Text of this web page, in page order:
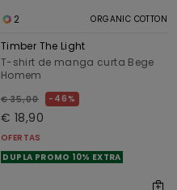
2 ORGANIC COTTON
Timber The Light
T-shirt de manga curta Bege
Homem
€ 35,00 46%
€ 18,90
OFERTAS
DUPLA PROMO 10% EXTRA